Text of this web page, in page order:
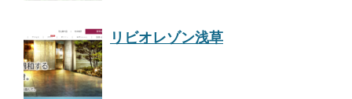
リビオレゾン浅草